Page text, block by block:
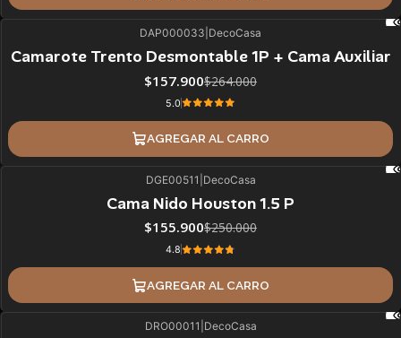
DAP000033 DecoCasa
Camarote Trento Desmontable 1P + Cama Auxiliar
$157.900$264.000
5.0
AGREGAR AL CARRO
DGE00511 DecoCasa
Cama Nido Houston 1.5 P
$155.900$250.000
4.8
AGREGAR AL CARRO
DRO00011 DecoCasa